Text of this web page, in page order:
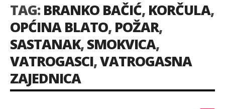
TAG:BRANKO BAČIĆ, KORČULA,
OPĆINA BLATO, POŽAR,
SASTANAK,SMOKVICA,
VATROGASCI,VATROGASNA
ZAJEDNICA